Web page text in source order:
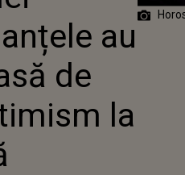
au
de
la